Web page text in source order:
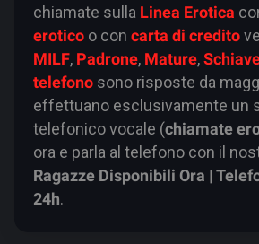
chiamate sulla Linea Erotica
eroticoo con carta di credito
MILF, Padrone, Mature,
telefonosono risposte da
effettuano esclusivamente un
telefonico vocale (chiamate
ora e parla al telefono con il
Ragazze Disponibili Ora |
24h.